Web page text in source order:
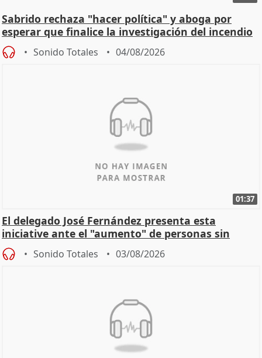
Sabrido rechaza "hacer política" y aboga por
esperar que finalice la investigación del incendio
Sonido Totales 04/08/2026
01:37
El delegado José Fernández presenta esta
iniciative ante el "aumento" de personas sin
hogar en Madri
Sonido Totales 03/08/2026